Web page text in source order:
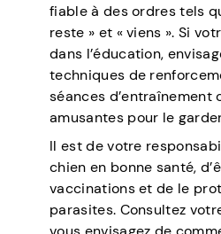
fiable à des ordres tels
reste » et « viens ». Si
dans l’éducation,
techniques de
séances d’entraînement
amusantes pour le
Il est de votre
chien en bonne santé,
vaccinations et de le
parasites. Consultez